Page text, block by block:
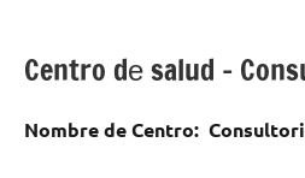
Centro dе salud –
Nombre dе Centro: